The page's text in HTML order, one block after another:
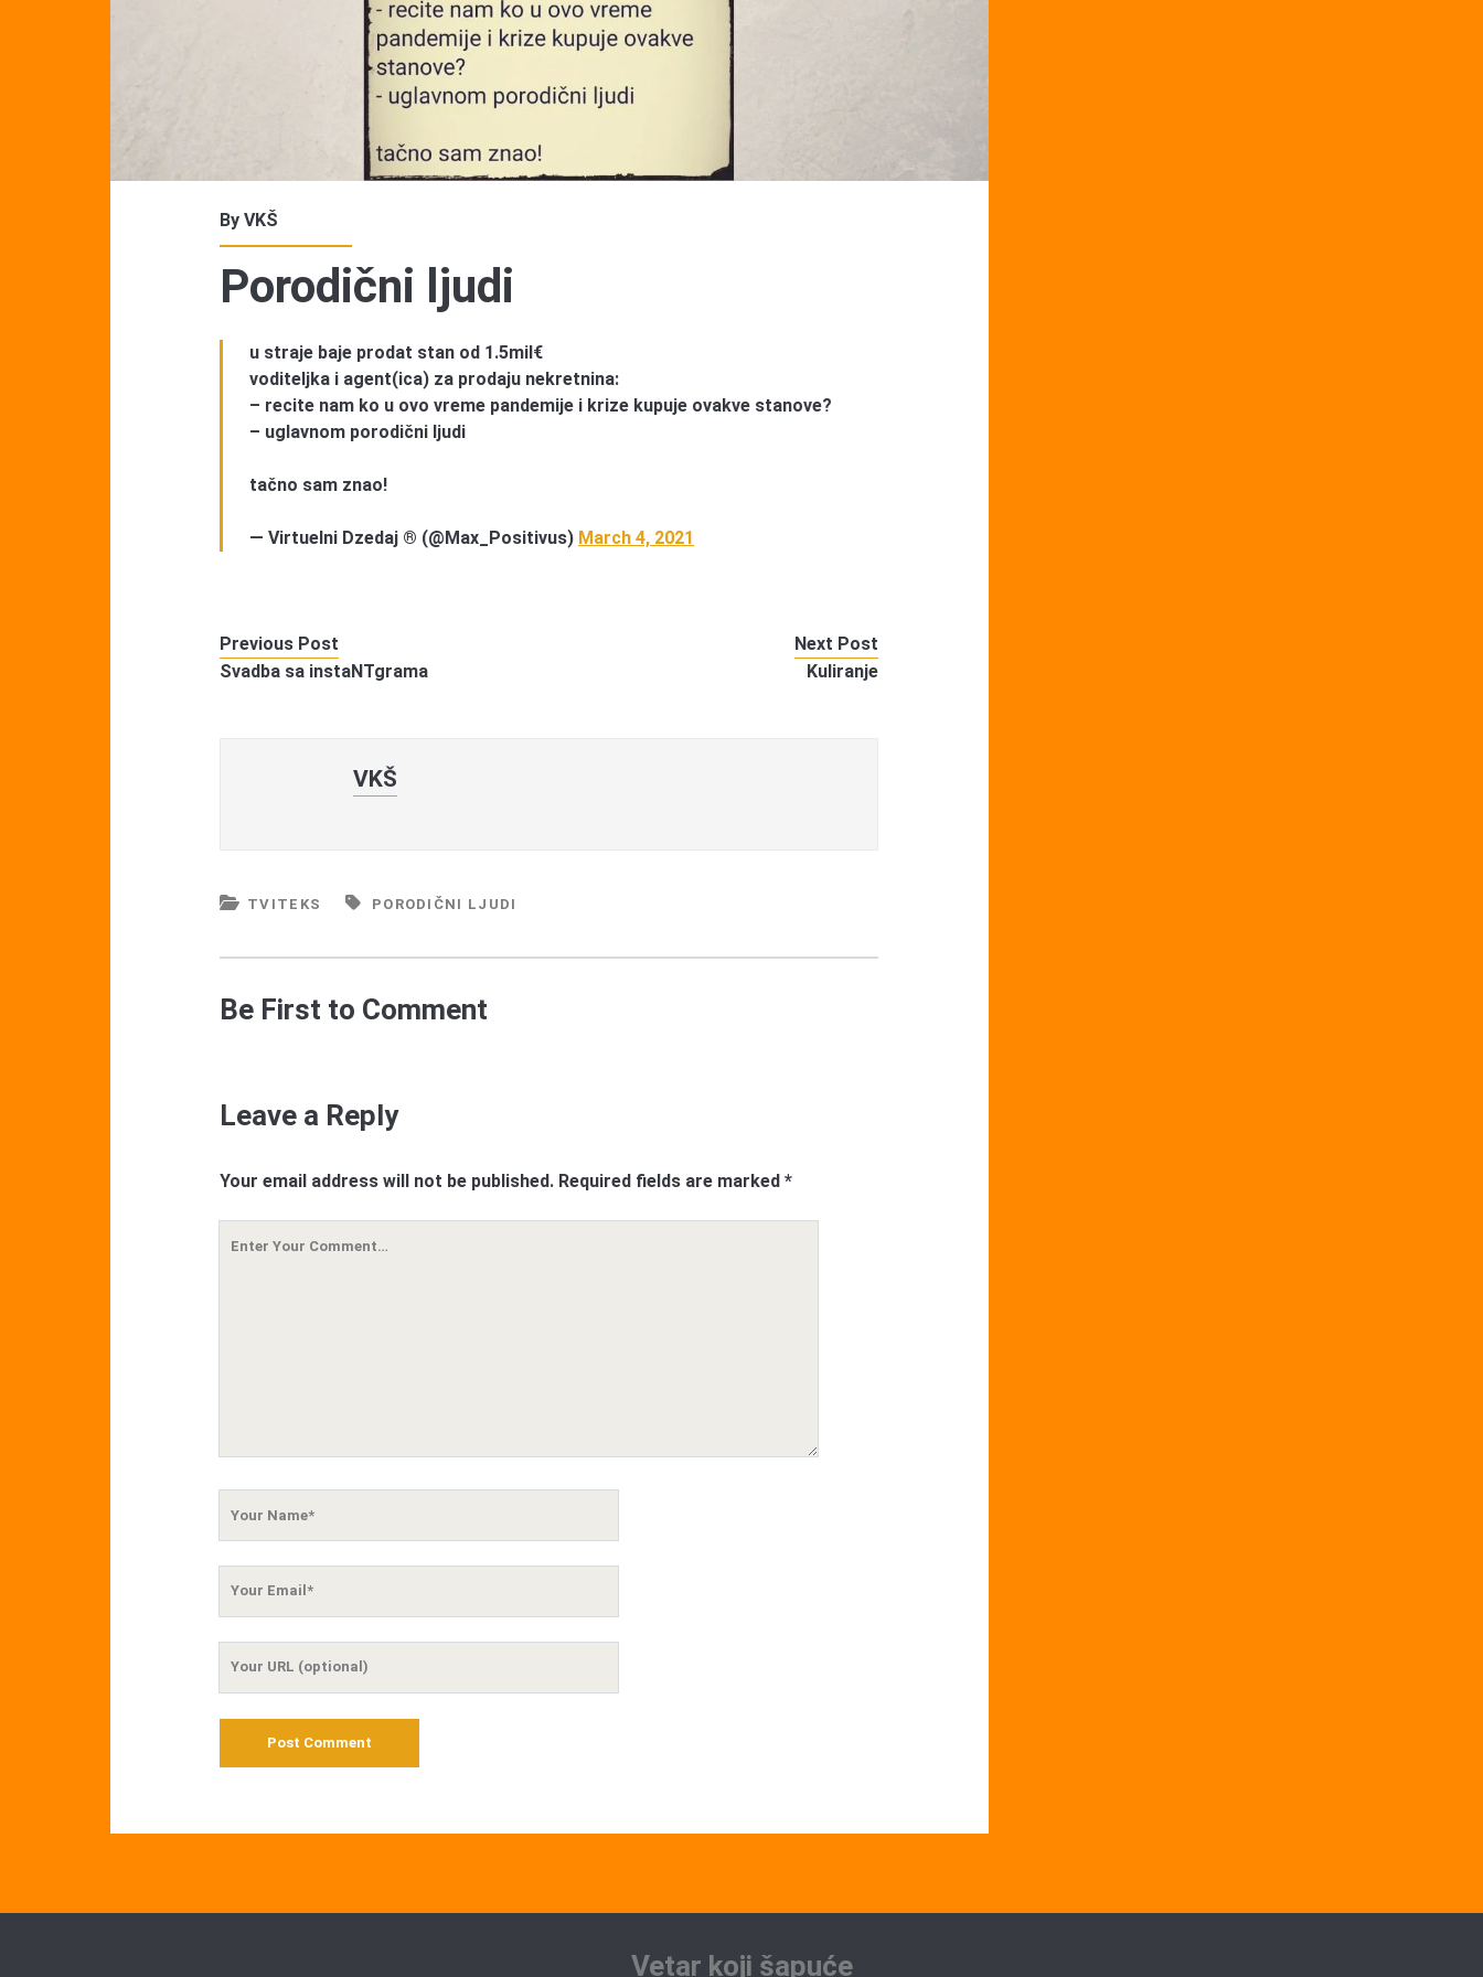
ByVKŠ
Porodični ljudi
u straje baje prodat stan od 1.5mil€
voditeljka i agent(ica) za prodaju nekretnina:
– recite nam ko u ovo vreme pandemije i krize kupuje ovakve stanove?
– uglavnom porodični ljudi
tačno sam znao!
— Virtuelni Dzedaj ® (@Max_Positivus) March 4, 2021
Previous Post
Svadba sa instaNTgrama
Next Post
Kuliranje
VKŠ
TVITEKS PORODIČNI LJUDI
Be First to Comment
Leave a Reply
Your email address will not be published. Required fields are marked*
Vetar koji šapuće